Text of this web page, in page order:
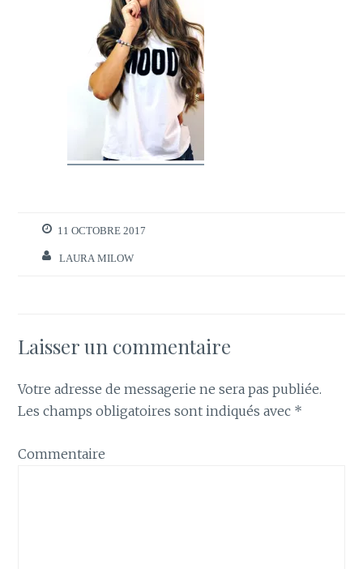
11 OCTOBRE 2017
LAURA MILOW
Laisser un commentaire
Votre adresse de messagerie ne sera pas publiée.
Les champs obligatoires sont indiqués avec *
Commentaire